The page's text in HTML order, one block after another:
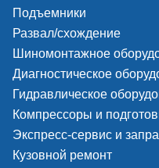
Безопасный
автомобиля
Стопорение через
гарантирует
высоте. Высота
Подъемники
Развал/схождение
Шиномонтажное
Диагностическое
Гидравлическое
Компрессоры и
Экспресс-сервис и
Кузовной ремонт